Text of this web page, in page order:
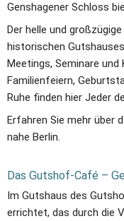
Genshagener Schloss
Der helle und
historischen
Meetings, Seminare
Familienfeiern,
Ruhe finden hier Jeder
Erfahren Sie mehr über
nahe Berlin.
Das Gutshof-Café –
Im Gutshaus des
errichtet, das durch die